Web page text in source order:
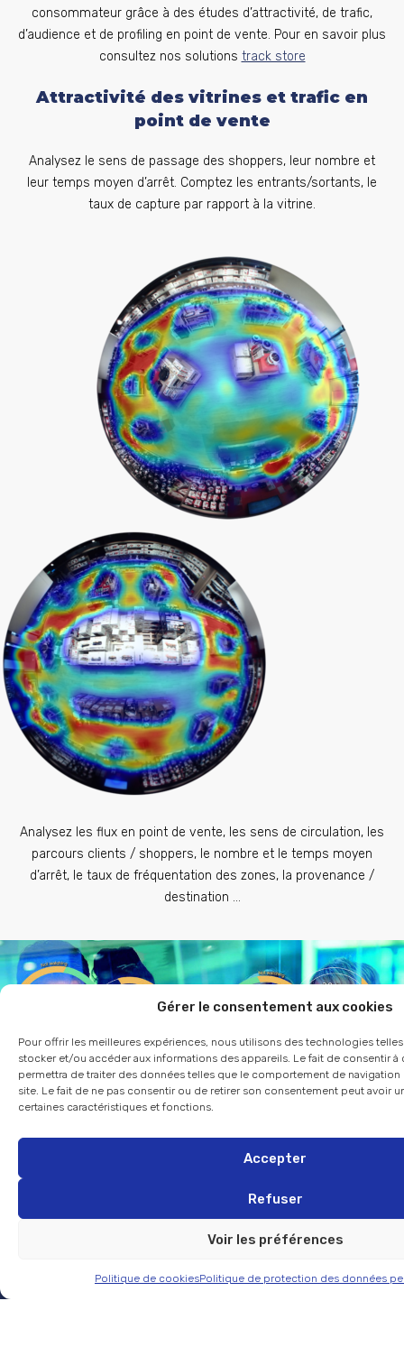
Gérer le consentement aux cookies
Pour offrir les meilleures expériences, nous utilisons des technologies
stocker et/ou accéder aux informations des appareils. Le fait de consentir
permettra de traiter des données telles que le comportement de navigation
site. Le fait de ne pas consentir ou de retirer son consentement peut avoir
certaines caractéristiques et fonctions.
Accepter
Refuser
Voir les préférences
Politique de cookiesPolitique de protection des données
consommateur grâce à des études d’attractivité, de trafic,
d’audience et de profiling en point de vente. Pour en savoir plus
consultez nos solutions track store
Attractivité des vitrines et trafic en
point de vente
Analysez le sens de passage des shoppers, leur nombre et
leur temps moyen d’arrêt. Comptez les entrants/sortants, le
taux de capture par rapport à la vitrine.
Analysez les flux en point de vente, les sens de circulation, les
parcours clients / shoppers, le nombre et le temps moyen
d’arrêt, le taux de fréquentation des zones, la provenance /
destination …
temps d’attention et qualifiez votre taux de transformation.
Cette solution correspond